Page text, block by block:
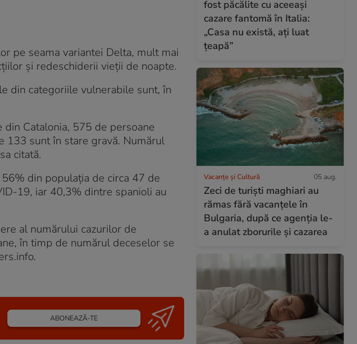
pe seama variantei Delta, mult mai
și redeschiderii vieții de noapte.
din categoriile vulnerabile sunt, în
Catalonia, 575 de persoane
133 sunt în stare gravă. Numărul
citată.
din populația de circa 47 de
19, iar 40,3% dintre spanioli au
al numărului cazurilor de
în timp de numărul deceselor se
ABONEAZĂ-TE
fost păcălite cu aceeași
cazare fantomă în Italia:
„Casa nu există, ați luat
țeapă”
Vacanțe și Cultură 05 aug.
Zeci de turiști maghiari au
rămas fără vacanțele în
Bulgaria, după ce agenția le-
a anulat zborurile și cazarea